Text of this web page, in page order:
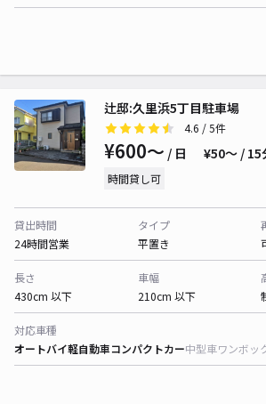
辻邸:久里浜5丁目駐車場
4.6 / 5件
¥600〜 / 日 ¥50〜 / 15
時間貸し可
貸出時間
24時間営業
タイプ
平置き
長さ
430cm 以下
車幅
210cm 以下
対応車種
オートバイ軽自動車コンパクトカー中型車ワンボッ